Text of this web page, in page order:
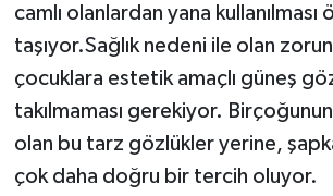
camlı olanlardan yana kullanılması
taşıyor.Sağlık nedeni ile olan
çocuklara estetik amaçlı güneş
takılmaması gerekiyor.
olan bu tarz gözlükler yerine,
çok daha doğru bir tercih oluyor.